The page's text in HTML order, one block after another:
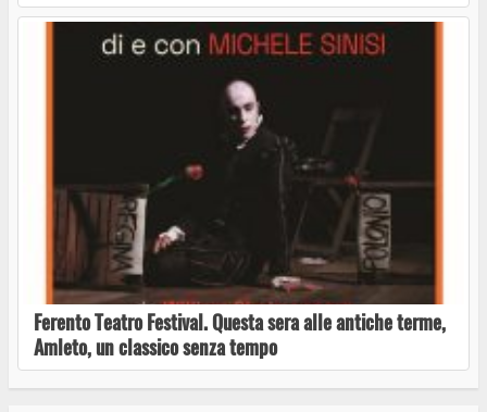
Ferento Teatro Festival. Questa sera alle antiche terme,
Amleto, un classico senza tempo
Nino Taranto al “Terme dei Papi Summer Live
Show – Notti di Musica e Comicità”
A Ferento Teatro Festival Paola Minaccioni con
“La vita è bella? No, è un tipo”
Ferento Teatro Festival. Questa sera alle